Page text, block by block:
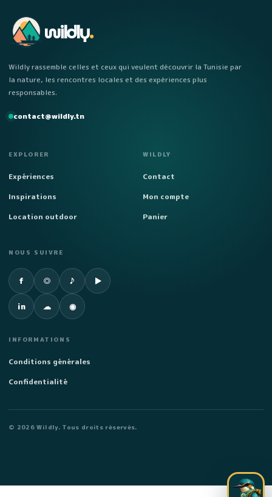
wildly.
Wildly rassemble celles et ceux qui veulent découvrir la Tunisie par
la nature, les rencontres locales et des expériences plus
responsables.
contact@wildly.tn
EXPLORER
Expériences
Inspirations
Location outdoor
WILDLY
Contact
Mon compte
Panier
NOUS SUIVRE
f
Facebook
◎
Instagram♪
TikTok ▶
YouTube
in
LinkedIn ☁
SoundCloud
◉
Spotify
INFORMATIONS
Conditions générales
Confidentialité
© 2026 Wildly. Tous droits réservés.